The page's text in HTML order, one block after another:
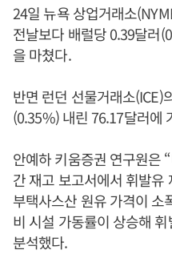
24일 뉴욕 상업거래소
전날보다 배럴당 0.39달러
을 마쳤다.
반면 런던 선물거래소(ICE)
(0.35%) 내린 76.17달러에
안예하 키움증권 연구원은
간 재고 보고서에서 휘발유
부택사스산 원유 가격이 소
비 시설 가동률이 상승해
분석했다.